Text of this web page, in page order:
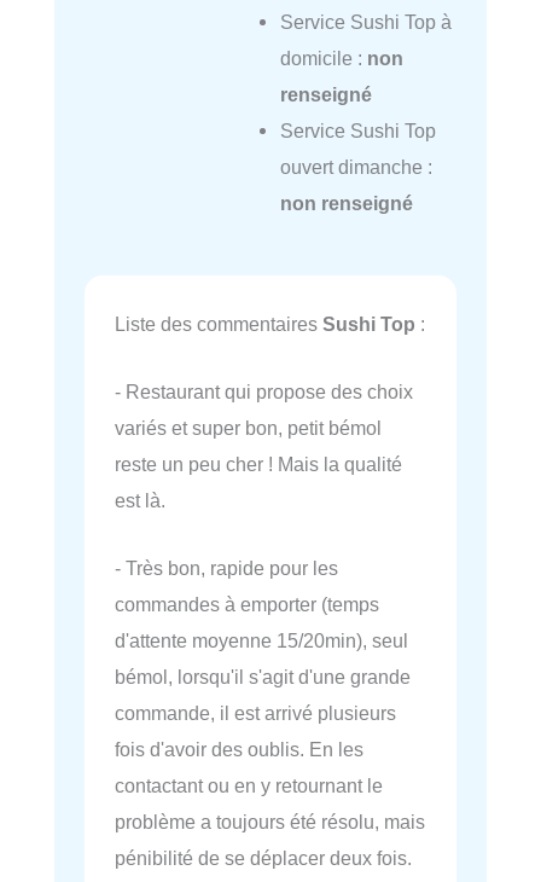
Service Sushi Top à
domicile : non
renseigné
Service Sushi Top
ouvert dimanche :
non renseigné
Liste des commentaires Sushi Top :
- Restaurant qui propose des choix
variés et super bon, petit bémol
reste un peu cher ! Mais la qualité
est là.
- Très bon, rapide pour les
commandes à emporter (temps
d'attente moyenne 15/20min), seul
bémol, lorsqu'il s'agit d'une grande
commande, il est arrivé plusieurs
fois d'avoir des oublis. En les
contactant ou en y retournant le
problème a toujours été résolu, mais
pénibilité de se déplacer deux fois.